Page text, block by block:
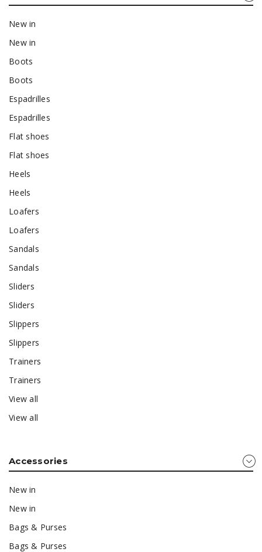
New in
New in
Boots
Boots
Espadrilles
Espadrilles
Flat shoes
Flat shoes
Heels
Heels
Loafers
Loafers
Sandals
Sandals
Sliders
Sliders
Slippers
Slippers
Trainers
Trainers
View all
View all
Accessories
New in
New in
Bags & Purses
Bags & Purses